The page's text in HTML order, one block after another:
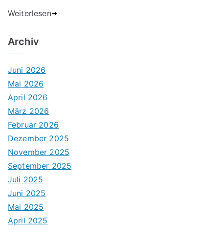
Weiterlesen
Archiv
Juni 2026
Mai 2026
April 2026
März 2026
Februar 2026
Dezember 2025
November 2025
September 2025
Juli 2025
Juni 2025
Mai 2025
April 2025